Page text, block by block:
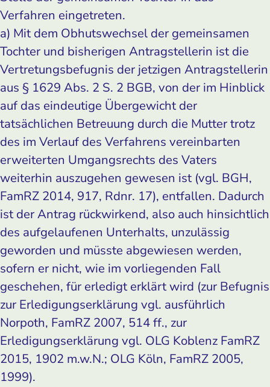
Verfahren eingetreten.
a) Mit dem Obhutswechsel der gemeinsamen
Tochter und bisherigen Antragstellerin ist die
Vertretungsbefugnis der jetzigen Antragstellerin
aus § 1629 Abs. 2 S. 2 BGB, von der im Hinblick
auf das eindeutige Übergewicht der
tatsächlichen Betreuung durch die Mutter trotz
des im Verlauf des Verfahrens vereinbarten
erweiterten Umgangsrechts des Vaters
weiterhin auszugehen gewesen ist (vgl. BGH,
FamRZ 2014, 917, Rdnr. 17), entfallen. Dadurch
ist der Antrag rückwirkend, also auch hinsichtlich
des aufgelaufenen Unterhalts, unzulässig
geworden und müsste abgewiesen werden,
sofern er nicht, wie im vorliegenden Fall
geschehen, für erledigt erklärt wird (zur Befugnis
zur Erledigungserklärung vgl. ausführlich
Norpoth, FamRZ 2007, 514 ff., zur
Erledigungserklärung vgl. OLG Koblenz FamRZ
2015, 1902 m.w.N.; OLG Köln, FamRZ 2005,
1999).